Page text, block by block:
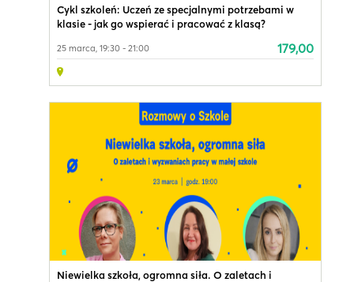
Cykl szkoleń: Uczeń ze specjalnymi potrzebami w
klasie - jak go wspierać i pracować z klasą?
25 marca, 19:30 - 21:00 179,00
Niewielka szkoła, ogromna siła. O zaletach i